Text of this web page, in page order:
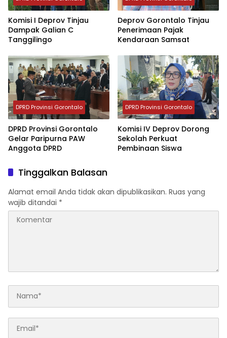
Komisi I Deprov Tinjau
Dampak Galian C
Tanggilingo
Deprov Gorontalo Tinjau
Penerimaan Pajak
Kendaraan Samsat
DPRD Provinsi Gorontalo
DPRD Provinsi Gorontalo
Gelar Paripurna PAW
Anggota DPRD
DPRD Provinsi Gorontalo
Komisi IV Deprov Dorong
Sekolah Perkuat
Pembinaan Siswa
Tinggalkan Balasan
Alamat email Anda tidak akan dipublikasikan. Ruas yang
wajib ditandai *